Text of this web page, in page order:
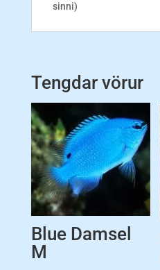
sinni)
Tengdar vörur
Blue Damsel
M